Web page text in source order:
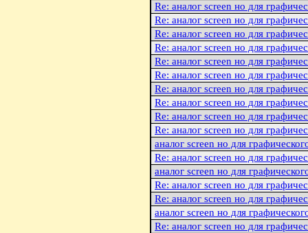
Re: аналог screen но для
Re: аналог screen но для
Re: аналог screen но для
Re: аналог screen но для
Re: аналог screen но для
Re: аналог screen но для
Re: аналог screen но для
Re: аналог screen но для
Re: аналог screen но для
Re: аналог screen но для
аналог screen но для
Re: аналог screen но для
аналог screen но для
Re: аналог screen но для
Re: аналог screen но для
аналог screen но для
Re: аналог screen но для